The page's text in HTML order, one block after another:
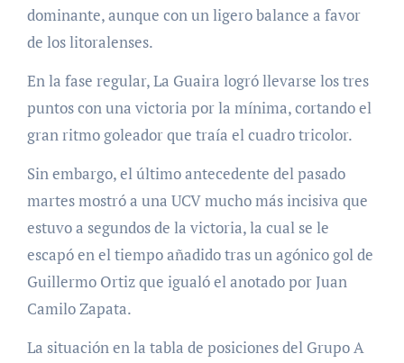
dominante, aunque con un ligero balance a favor
de los litoralenses.
En la fase regular, La Guaira logró llevarse los tres
puntos con una victoria por la mínima, cortando el
gran ritmo goleador que traía el cuadro tricolor.
Sin embargo, el último antecedente del pasado
martes mostró a una UCV mucho más incisiva que
estuvo a segundos de la victoria, la cual se le
escapó en el tiempo añadido tras un agónico gol de
Guillermo Ortiz que igualó el anotado por Juan
Camilo Zapata.
La situación en la tabla de posiciones del Grupo A